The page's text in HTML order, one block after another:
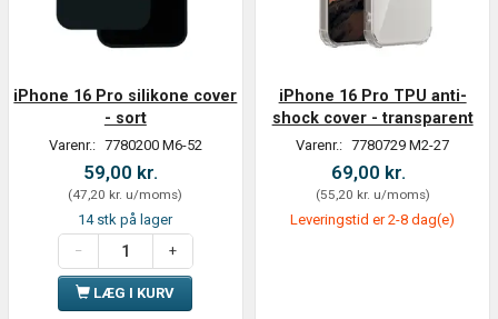
iPhone 16 Pro silikone cover
- sort
Varenr.: 7780200 M6-52
59,00 kr.
(47,20 kr. u/moms)
14 stk på lager
LÆG I KURV
iPhone 16 Pro TPU anti-
shock cover - transparent
Varenr.: 7780729 M2-27
69,00 kr.
(55,20 kr. u/moms)
Leveringstid er 2-8 dag(e)